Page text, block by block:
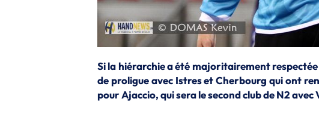
Si la hiérarchie a été majoritairement
de proligue avec Istres et Cherbourg qui ont
pour Ajaccio, qui sera le second club de N2 avec